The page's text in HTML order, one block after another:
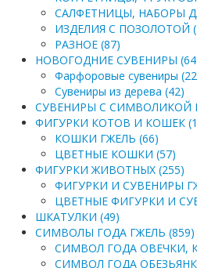
САЛФЕТНИЦЫ, НАБОРЫ
ИЗДЕЛИЯ С ПОЗОЛОТОЙ
РАЗНОЕ (87)
НОВОГОДНИЕ СУВЕНИРЫ
Фарфоровые сувениры
Сувениры из дерева (42)
СУВЕНИРЫ С СИМВОЛИКОЙ
ФИГУРКИ КОТОВ И КОШЕК
КОШКИ ГЖЕЛЬ (66)
ЦВЕТНЫЕ КОШКИ (57)
ФИГУРКИ ЖИВОТНЫХ (255)
ФИГУРКИ И СУВЕНИРЫ
ЦВЕТНЫЕ ФИГУРКИ И
ШКАТУЛКИ (49)
СИМВОЛЫ ГОДА ГЖЕЛЬ (859)
СИМВОЛ ГОДА ОВЕЧКИ,
СИМВОЛ ГОДА